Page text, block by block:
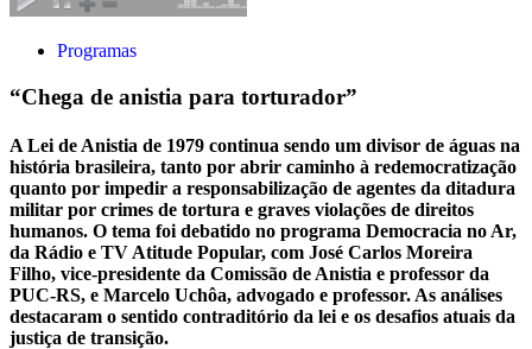
Programas
“Chega de anistia para torturador”
A Lei de Anistia de 1979 continua sendo um divisor de águas na
história brasileira, tanto por abrir caminho à redemocratização
quanto por impedir a responsabilização de agentes da ditadura
militar por crimes de tortura e graves violações de direitos
humanos. O tema foi debatido no programa Democracia no Ar,
da Rádio e TV Atitude Popular, com José Carlos Moreira
Filho, vice-presidente da Comissão de Anistia e professor da
PUC-RS, e Marcelo Uchôa, advogado e professor. As análises
destacaram o sentido contraditório da lei e os desafios atuais da
justiça de transição.